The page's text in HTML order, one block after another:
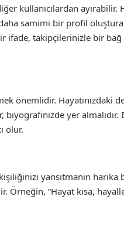
kullanıcılardan ayırabilir.
samimi bir profil
ifade, takipçilerinizle bir bağ
önemlidir. Hayatınızdaki
biyografinizde yer
olur.
yansıtmanın harika
Örneğin, “Hayat kısa,